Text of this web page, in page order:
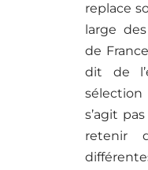
replace
large
de
dit de
s’agit
retenir